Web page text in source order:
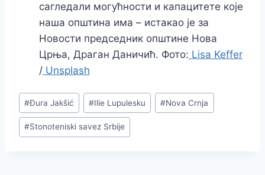
сагледали могућности и капацитете које
наша општина има – истакао је за
Новости председник општине Нова
Црња, Драган Даничић. Фото: Lisa Keffer
/ Unsplash
Post
Tags:
#Đura Jakšić #Ilie Lupulesku #Nova Crnja
#Stonoteniski savez Srbije